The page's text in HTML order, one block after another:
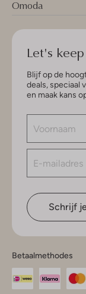
Omoda
Let's
Blijf op de
deals, speciaal
en maak kans
Schrijf
Betaalmethodes